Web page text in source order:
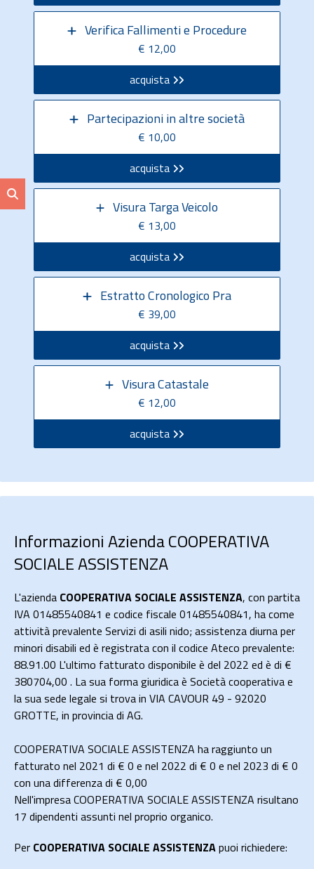
Verifica Fallimenti e Procedure
€ 12,00
acquista
Partecipazioni in altre società
€ 10,00
acquista
Visura Targa Veicolo
€ 13,00
acquista
Estratto Cronologico Pra
€ 39,00
acquista
Visura Catastale
€ 12,00
acquista
Informazioni Azienda COOPERATIVA
SOCIALE ASSISTENZA
L'azienda COOPERATIVA SOCIALE ASSISTENZA, con partita
IVA 01485540841 e codice fiscale 01485540841, ha come
attività prevalente Servizi di asili nido; assistenza diurna per
minori disabili ed è registrata con il codice Ateco prevalente:
88.91.00 L'ultimo fatturato disponibile è del 2022 ed è di €
380704,00 . La sua forma giuridica è Società cooperativa e
la sua sede legale si trova in VIA CAVOUR 49 - 92020
GROTTE, in provincia di AG.
COOPERATIVA SOCIALE ASSISTENZA ha raggiunto un
fatturato nel 2021 di € 0 e nel 2022 di € 0 e nel 2023 di € 0
con una differenza di € 0,00
Nell'impresa COOPERATIVA SOCIALE ASSISTENZA risultano
17 dipendenti assunti nel proprio organico.
Per COOPERATIVA SOCIALE ASSISTENZApuoi richiedere: